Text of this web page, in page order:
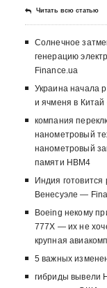
Читать всю статью
Солнечное
генерацию
Finance.ua
Украина начала
и ячменя в
компания
нанометровый
нанометровый
памяти HBM4
Индия
Венесуэле —
Boeing некому
777X — их не
крупная
5 важных
гибриды вывели